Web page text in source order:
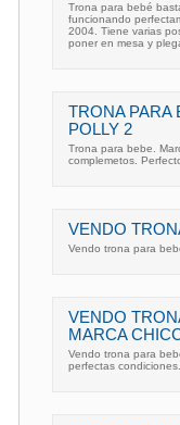
Trona para bebé
funcionando
2004. Tiene varias
poner en mesa y
TRONA PARA
POLLY 2
Trona para bebe.
complemetos.
VENDO
Vendo trona para
VENDO
MARCA
Vendo trona para
perfectas